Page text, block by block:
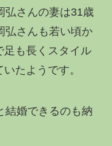
弘さんの妻は31歳
弘さんも若い頃か
足も長くスタイル
たようです。
結婚できるのも納